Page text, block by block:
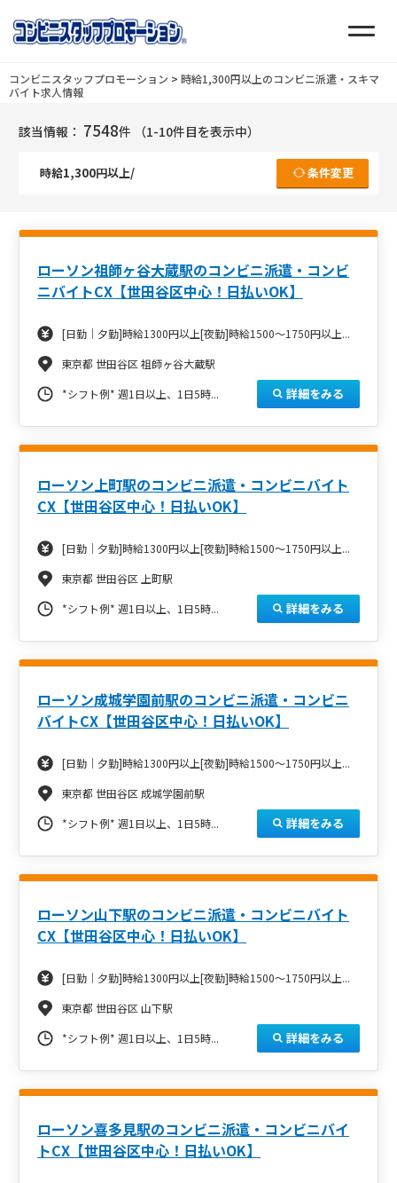
コンビニスタッフプロモーション > 時給1,300円以上のコンビニ派遣・スキマ
バイト求人情報
該当情報： 7548件 （1-10件目を表示中）
時給1,300円以上/ 条件変更
ローソン祖師ヶ谷大蔵駅のコンビニ派遣・コンビ
ニバイトCX【世田谷区中心！日払いOK】
[日勤｜夕勤]時給1300円以上[夜勤]時給1500～1750円以上...
東京都 世田谷区 祖師ヶ谷大蔵駅
*シフト例* 週1日以上、1日5時... 詳細をみる
ローソン上町駅のコンビニ派遣・コンビニバイト
CX【世田谷区中心！日払いOK】
[日勤｜夕勤]時給1300円以上[夜勤]時給1500～1750円以上...
東京都 世田谷区 上町駅
*シフト例* 週1日以上、1日5時... 詳細をみる
ローソン成城学園前駅のコンビニ派遣・コンビニ
バイトCX【世田谷区中心！日払いOK】
[日勤｜夕勤]時給1300円以上[夜勤]時給1500～1750円以上...
東京都 世田谷区 成城学園前駅
*シフト例* 週1日以上、1日5時... 詳細をみる
ローソン山下駅のコンビニ派遣・コンビニバイト
CX【世田谷区中心！日払いOK】
[日勤｜夕勤]時給1300円以上[夜勤]時給1500～1750円以上...
東京都 世田谷区 山下駅
*シフト例* 週1日以上、1日5時... 詳細をみる
ローソン喜多見駅のコンビニ派遣・コンビニバイ
トCX【世田谷区中心！日払いOK】